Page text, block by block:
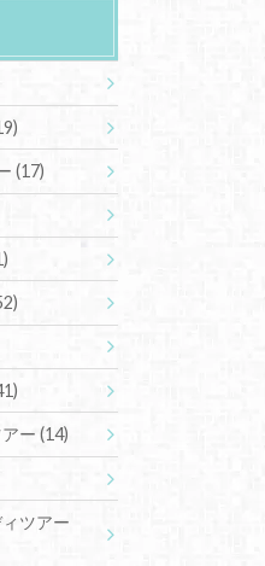
(17)
アー(14)
ツアー